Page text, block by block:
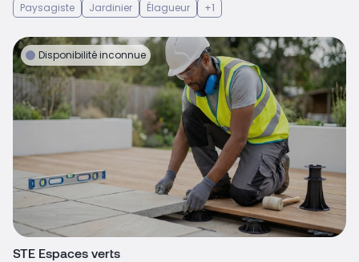
Paysagiste Jardinier Élagueur +1
Disponibilité inconnue
STE Espaces verts